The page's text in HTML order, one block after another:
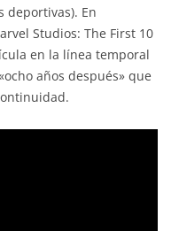
deportivas). En
Studios: The First 10
en la línea temporal
años después» que